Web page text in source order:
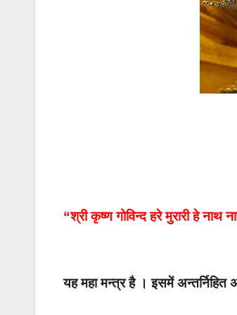
“श्री कृष्ण गोविन्द हरे मुरारी हे नाथ
यह महा मन्त्र है । इसमें अन्तर्निहित